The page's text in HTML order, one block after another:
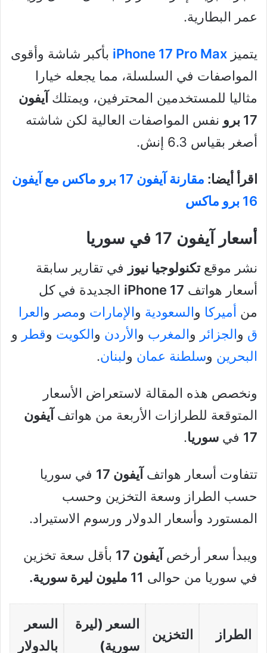
عمر البطارية.
يتميز iPhone 17 Pro Max بأكبر شاشة وأقوى
المواصفات في السلسلة، مما يجعله خيارا
مثاليا للمستخدمين المحترفين، ويمتلك آيفون
17 برو
نفس المواصفات العالية لكن شاشته
أصغر بقياس 6.3 إنش.
اقرأ أيضا:
مقارنة آيفون 17 برو ماكس مع آيفون
16 برو ماكس
أسعار آيفون 17 في سوريا
نشر موقعتكنولوجيا نيوز في تقارير سابقة
أسعار هواتف iPhone 17 الجديدة في كل
من أميركا والسعودية والإمارات ومصر والعرا
ق والجزائر والمغرب والأردن والكويت وقطر و
البحرين وسلطنة عمان ولبنان.
ونخصص هذه المقالة لاستعراض الأسعار
المتوقعة للطرازات الأربعة من هواتف آيفون
17 في سوريا.
تتفاوت أسعار هواتف آيفون 17
في سوريا
حسب الطراز وسعة التخزين وحسب
المستورد وأسعار الدولار ورسوم الاستيراد.
ويبدأ سعر أرخص آيفون 17
بأقل سعة تخزين
في سوريا من حوالى 11 مليون ليرة سورية.
الطراز التخزين
السعر (ليرة
سورية)
السعر
بالدولار